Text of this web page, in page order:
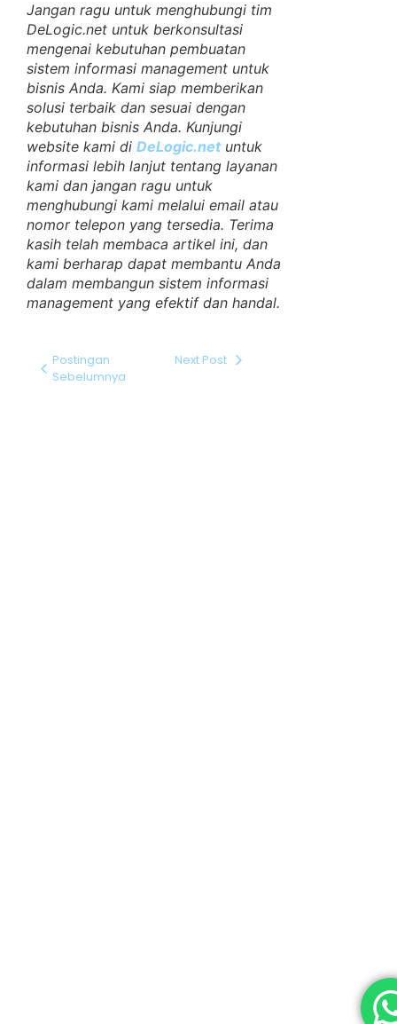
Jangan ragu untuk menghubungi tim
DeLogic.net untuk berkonsultasi
mengenai kebutuhan pembuatan
sistem informasi management untuk
bisnis Anda. Kami siap memberikan
solusi terbaik dan sesuai dengan
kebutuhan bisnis Anda. Kunjungi
website kami di DeLogic.net untuk
informasi lebih lanjut tentang layanan
kami dan jangan ragu untuk
menghubungi kami melalui email atau
nomor telepon yang tersedia. Terima
kasih telah membaca artikel ini, dan
kami berharap dapat membantu Anda
dalam membangun sistem informasi
management yang efektif dan handal.
Postingan
Sebelumnya
Next Post